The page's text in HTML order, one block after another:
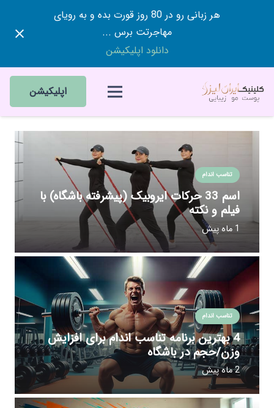
هر زبانی رو در 80 روز قورت بده و به رویای
مهاجرتت برس ...
دانلود اپلیکیشن
اپلیکیشن
تناسب اندام
اسم 33 حرکات ایروبیک (پیشرفته باشگاه) با
فیلم و نکته
1 ماه پیش
تناسب اندام
4 بهترین برنامه تناسب اندام برای افزایش
وزن/حجم در باشگاه
2 ماه پیش